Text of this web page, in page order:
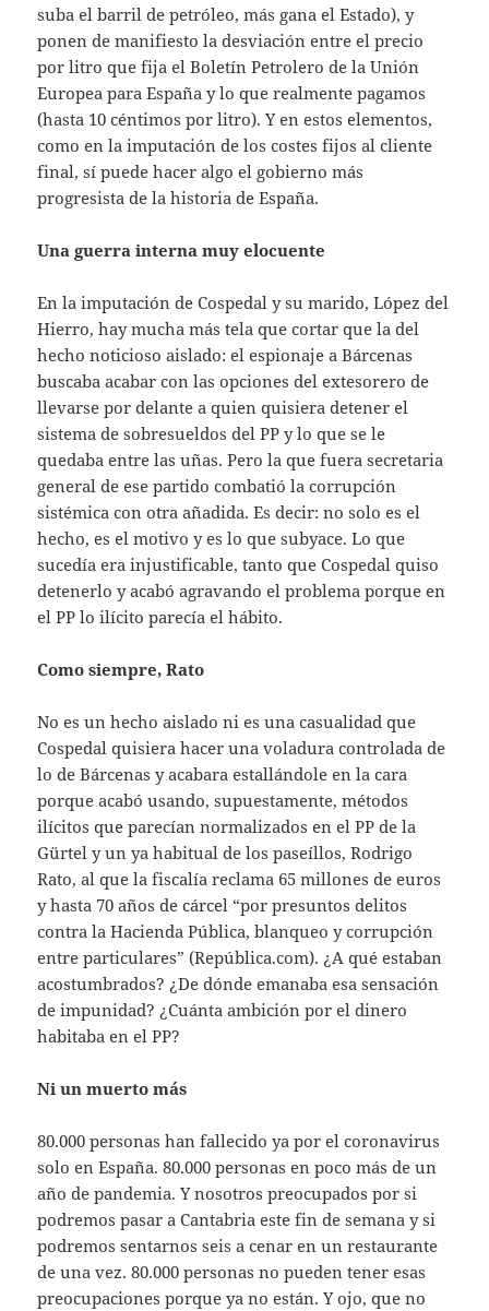
suba el barril de petróleo, más gana el Estado), y
ponen de manifiesto la desviación entre el precio
por litro que fija el Boletín Petrolero de la Unión
Europea para España y lo que realmente pagamos
(hasta 10 céntimos por litro). Y en estos elementos,
como en la imputación de los costes fijos al cliente
final, sí puede hacer algo el gobierno más
progresista de la historia de España.
Una guerra interna muy elocuente
En la imputación de Cospedal y su marido, López del
Hierro, hay mucha más tela que cortar que la del
hecho noticioso aislado: el espionaje a Bárcenas
buscaba acabar con las opciones del extesorero de
llevarse por delante a quien quisiera detener el
sistema de sobresueldos del PP y lo que se le
quedaba entre las uñas. Pero la que fuera secretaria
general de ese partido combatió la corrupción
sistémica con otra añadida. Es decir: no solo es el
hecho, es el motivo y es lo que subyace. Lo que
sucedía era injustificable, tanto que Cospedal quiso
detenerlo y acabó agravando el problema porque en
el PP lo ilícito parecía el hábito.
Como siempre, Rato
No es un hecho aislado ni es una casualidad que
Cospedal quisiera hacer una voladura controlada de
lo de Bárcenas y acabara estallándole en la cara
porque acabó usando, supuestamente, métodos
ilícitos que parecían normalizados en el PP de la
Gürtel y un ya habitual de los paseíllos, Rodrigo
Rato, al que la fiscalía reclama 65 millones de euros
y hasta 70 años de cárcel “por presuntos delitos
contra la Hacienda Pública, blanqueo y corrupción
entre particulares” (República.com). ¿A qué estaban
acostumbrados? ¿De dónde emanaba esa sensación
de impunidad? ¿Cuánta ambición por el dinero
habitaba en el PP?
Ni un muerto más
80.000 personas han fallecido ya por el coronavirus
solo en España. 80.000 personas en poco más de un
año de pandemia. Y nosotros preocupados por si
podremos pasar a Cantabria este fin de semana y si
podremos sentarnos seis a cenar en un restaurante
de una vez. 80.000 personas no pueden tener esas
preocupaciones porque ya no están. Y ojo, que no